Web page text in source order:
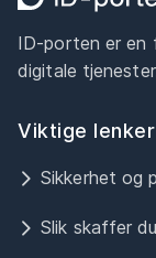
ID-porten er en
digitale
Viktige lenker
Sikkerhet og
Slik skaffer